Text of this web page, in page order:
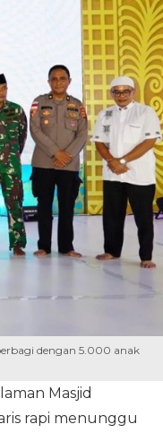
dengan 5.000 anak
Masjid
rapi menunggu